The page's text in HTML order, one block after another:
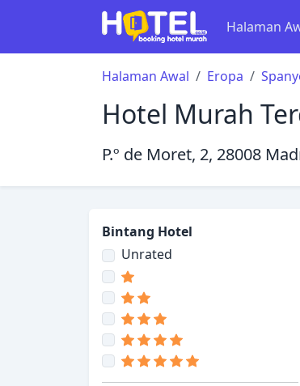
Halaman
Halaman Awal Eropa
Hotel Murah
P.º de Moret, 2, 28008
Bintang Hotel
Unrated